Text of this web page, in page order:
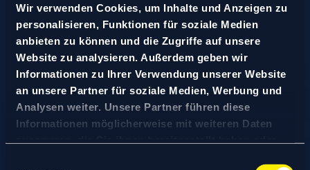
Wir verwenden Cookies, um Inhalte und Anzeigen zu
personalisieren, Funktionen für soziale Medien
anbieten zu können und die Zugriffe auf unsere
Website zu analysieren. Außerdem geben wir
Informationen zu Ihrer Verwendung unserer Website
an unsere Partner für soziale Medien, Werbung und
Analysen weiter. Unsere Partner führen diese
Informationen möglicherweise mit weiteren Daten
App
Development
for iPhone,
iPad &